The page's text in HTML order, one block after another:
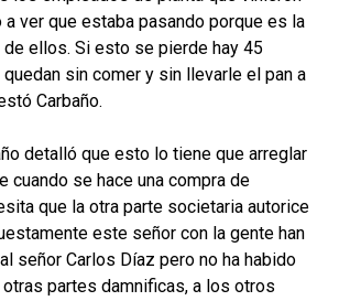
ver que estaba pasando porque es la
ellos. Si esto se pierde hay 45
sin comer y sin llevarle el pan a
Carbaño.
detalló que esto lo tiene que arreglar
cuando se hace una compra de
que la otra parte societaria autorice
este señor con la gente han
señor Carlos Díaz pero no ha habido
partes damnificas, a los otros